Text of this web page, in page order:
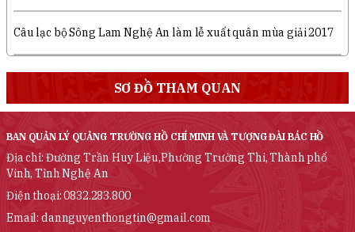
Câu lạc bộ Sông Lam Nghệ An làm lễ xuất quân mùa giải 2017
SƠ ĐỒ THAM QUAN
BAN QUẢN LÝ QUẢNG TRƯỜNG HỒ CHÍ MINH VÀ TƯỢNG ĐÀI BÁC HỒ
Địa chỉ: Đường Trần Huy Liệu,Phường Trường Thi, Thành phố
Vinh, Tỉnh Nghệ An
Điện thoại: 0832.283.800
Email: dannguyenthongtin@gmail.com